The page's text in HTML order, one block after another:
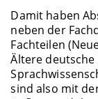
Damit haben
neben der
Fachteilen
Ältere
sind also mit